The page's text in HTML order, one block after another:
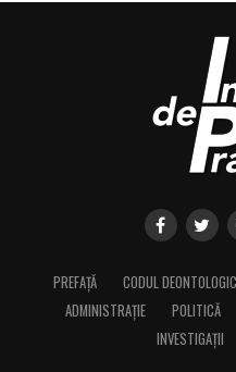
PREFAȚĂ CODUL
ADMINISTRAȚIE
POLITICĂ
INVESTIGAȚII